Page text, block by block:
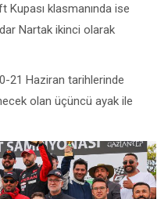
Kupası klasmanında ise
Nartak ikinci olarak
21 Haziran tarihlerinde
olan üçüncü ayak ile